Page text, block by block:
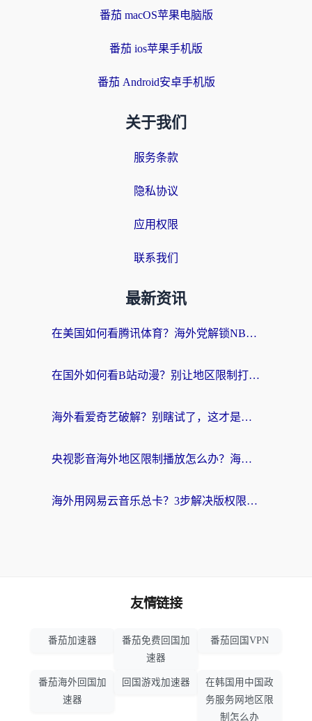
番茄 macOS苹果电脑版
番茄 ios苹果手机版
番茄 Android安卓手机版
关于我们
服务条款
隐私协议
应用权限
联系我们
最新资讯
在美国如何看腾讯体育？海外党解锁NBA欧洲杯直播的终极攻略
在国外如何看B站动漫？别让地区限制打断你的追番节奏
海外看爱奇艺破解？别瞎试了，这才是留学生华人追剧看球的正确打开方式
央视影音海外地区限制播放怎么办？海外党亲测有效的回国加速指南
海外用网易云音乐总卡？3步解决版权限制+卡顿，还能听喜马拉雅！
友情链接
番茄加速器
番茄免费回国加
速器
番茄回国VPN
番茄海外回国加
速器
回国游戏加速器
在韩国用中国政
务服务网地区限
制怎么办